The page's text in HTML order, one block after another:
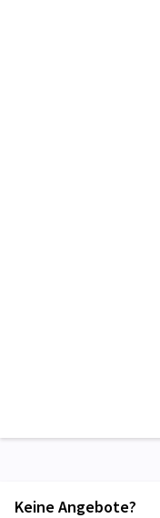
Keine Angebote?